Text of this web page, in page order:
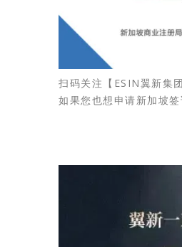
扫码关注【ESIN翼新集
如果您也想申请新加坡